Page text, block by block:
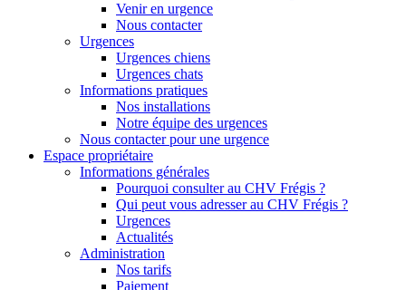
Venir en urgence
Nous contacter
Urgences
Urgences chiens
Urgences chats
Informations pratiques
Nos installations
Notre équipe des urgences
Nous contacter pour une urgence
Espace propriétaire
Informations générales
Pourquoi consulter au CHV Frégis ?
Qui peut vous adresser au CHV Frégis ?
Urgences
Actualités
Administration
Nos tarifs
Paiement